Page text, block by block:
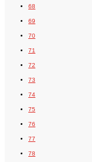
68
69
70
71
72
73
74
75
76
77
78